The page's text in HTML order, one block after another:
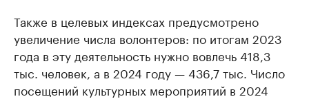
Также в целевых индексах предусмотрено
увеличение числа волонтеров: по итогам 2023
года в эту деятельность нужно вовлечь 418,3
тыс. человек, а в 2024 году — 436,7 тыс. Число
посещений культурных мероприятий в 2024